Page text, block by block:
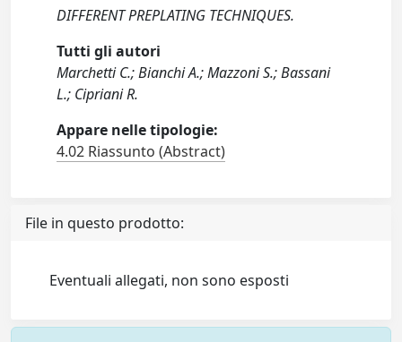
DIFFERENT PREPLATING TECHNIQUES.
Tutti gli autori
Marchetti C.; Bianchi A.; Mazzoni S.; Bassani
L.; Cipriani R.
Appare nelle tipologie:
4.02 Riassunto (Abstract)
File in questo prodotto:
Eventuali allegati, non sono esposti